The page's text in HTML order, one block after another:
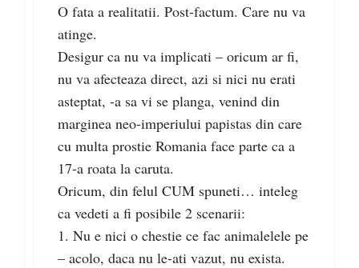
O fata a realitatii. Post-factum. Care nu va
atinge.
Desigur ca nu va implicati – oricum ar fi,
nu va afecteaza direct, azi si nici nu erati
asteptat, -a sa vi se planga, venind din
marginea neo-imperiului papistas din care
cu multa prostie Romania face parte ca a
17-a roata la caruta.
Oricum, din felul CUM spuneti… inteleg
ca vedeti a fi posibile 2 scenarii:
1. Nu e nici o chestie ce fac animalelele pe
– acolo, daca nu le-ati vazut, nu exista.